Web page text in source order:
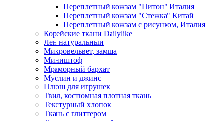
Переплетный кожзам "Питон" Италия
Переплетный кожзам "Стежка" Китай
Переплетный кожзам с рисунком, Италия
Корейские ткани Dailylike
Лён натуральный
Микровельвет, замша
Миништоф
Мраморный бархат
Муслин и джинс
Плюш для игрушек
Твил, костюмная плотная ткань
Текстурный хлопок
Ткань с глиттером